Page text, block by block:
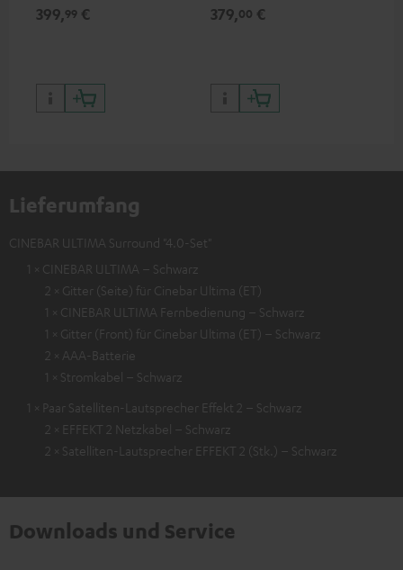
geeignete Teufel Systeme
399,99 € 379,00 €
Lieferumfang
CINEBAR ULTIMA Surround "4.0-Set"
1 × CINEBAR ULTIMA – Schwarz
2 × Gitter (Seite) für Cinebar Ultima (ET)
1 × CINEBAR ULTIMA Fernbedienung – Schwarz
1 × Gitter (Front) für Cinebar Ultima (ET) – Schwarz
2 × AAA-Batterie
1 × Stromkabel – Schwarz
1 × Paar Satelliten-Lautsprecher Effekt 2 – Schwarz
2 × EFFEKT 2 Netzkabel – Schwarz
2 × Satelliten-Lautsprecher EFFEKT 2 (Stk.) – Schwarz
Downloads und Service